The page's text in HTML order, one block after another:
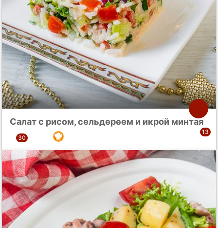
Салат с рисом, сельдереем и икрой минтая